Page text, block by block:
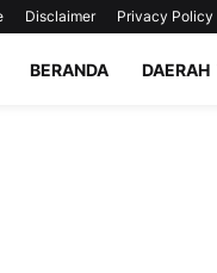
Disclaimer Privacy Policy
BERANDA DAERAH